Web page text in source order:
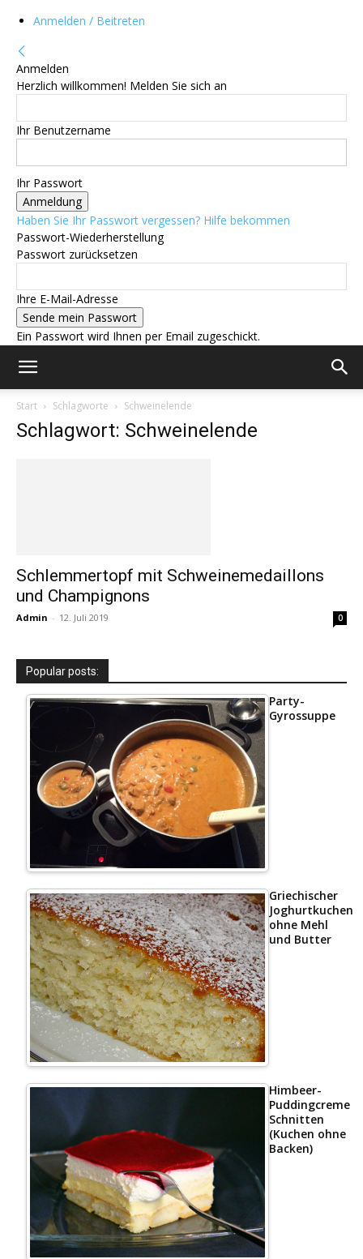
Anmelden / Beitreten
Anmelden
Herzlich willkommen! Melden Sie sich an
Ihr Benutzername
Ihr Passwort
Haben Sie Ihr Passwort vergessen? Hilfe bekommen
Passwort-Wiederherstellung
Passwort zurücksetzen
Ihre E-Mail-Adresse
Ein Passwort wird Ihnen per Email zugeschickt.
Start Schlagworte Schweinelende
Schlagwort: Schweinelende
Schlemmertopf mit Schweinemedaillons
und Champignons
Admin - 12. Juli 2019 0
Popular posts:
Party-
Gyrossuppe
Griechischer
Joghurtkuchen
ohne Mehl
und Butter
Himbeer-
Puddingcreme
Schnitten
(Kuchen ohne
Backen)